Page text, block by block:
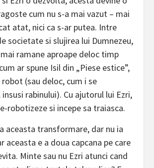
cum nu s-a mai vazut – mai
atat, nici ca s-ar putea. Intre
societate si slujirea lui Dumnezeu,
ramane aproape deloc timp
ar spune Isil din „Piese estice”,
(sau deloc, cum i se
rabinului). Cu ajutorul lui Ezri,
robotizeze si incepe sa traiasca.
aceasta transformare, dar nu ia
aceasta e a doua capcana pe care
Minte sau nu Ezri atunci cand